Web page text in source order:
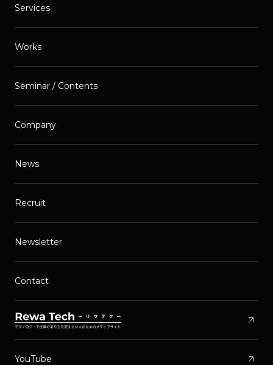
Services
Works
Seminar / Contents
Company
News
Recruit
Newsletter
Contact
arrow_outward
YouTube arrow_outward